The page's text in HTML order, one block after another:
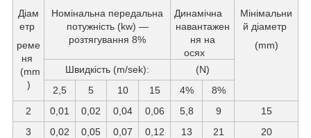
Діам
етр
реме
ня
(mm
)
Номінальна передальна
потужність (kw) —
розтягування 8%
Динамічна
навантажен
ня на
осях
Мінімальни
й діаметр
(mm)
Швидкість (m/sek):
(N)
2,5
5 10 15 4%
8%
2
0,01 0,02 0,04 0,06 5,8 9
15
3
0,02 0,05 0,07 0,12 13 21
20